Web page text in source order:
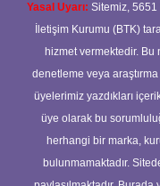
Yasal Uyarı: Sitemiz, 5651
İletişim Kurumu (BTK)
hizmet vermektedir.
denetleme veya
üyelerimiz yazdıkları
üye olarak bu
herhangi bir marka,
bulunmamaktadır.